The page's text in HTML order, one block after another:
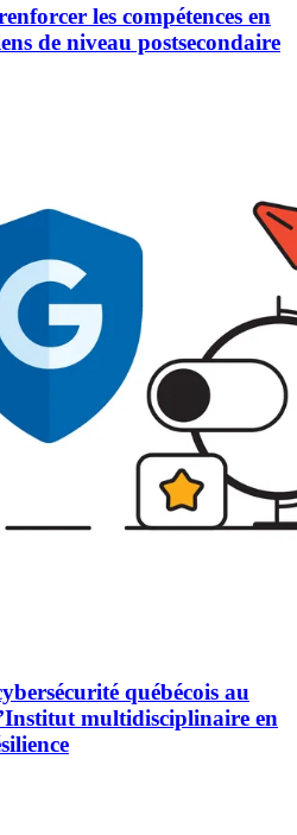
les compétences en
de niveau postsecondaire
québécois au
multidisciplinaire en